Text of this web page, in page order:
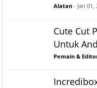
Alatan - Jan 01,
Cute Cut
Untuk
Pemain &